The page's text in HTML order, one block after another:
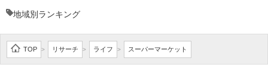
地域別ランキング
TOP > リサーチ > ライフ > スーパーマーケット